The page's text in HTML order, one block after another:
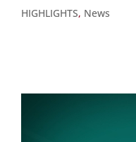
HIGHLIGHTS, News